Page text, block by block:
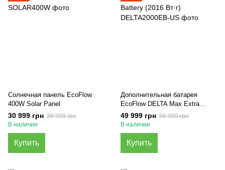
Солнечная панель EcoFlow
400W Solar Panel
30 999 грн 38 999 грн
В наличии
Купить
Дополнительная батарея
EcoFlow DELTA Max Extra
Battery (2016 Вт·г)
49 999 грн 56 999 грн
В наличии
Купить